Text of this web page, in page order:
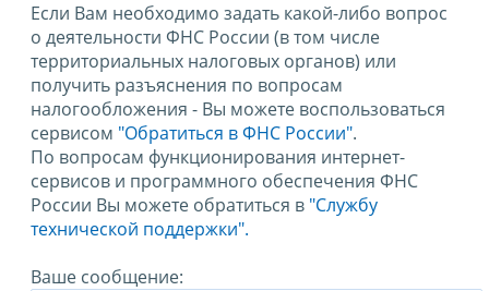
Если Вам необходимо задать какой-либо вопрос
о деятельности ФНС России (в том числе
территориальных налоговых органов) или
получить разъяснения по вопросам
налогообложения - Вы можете воспользоваться
сервисом "Обратиться в ФНС России".
По вопросам функционирования интернет-
сервисов и программного обеспечения ФНС
России Вы можете обратиться в "Службу
технической поддержки".
Ваше сообщение: